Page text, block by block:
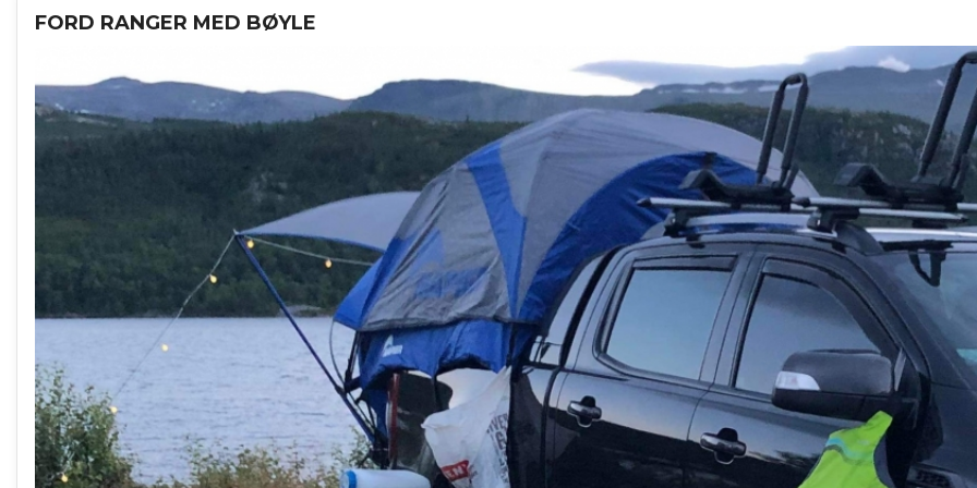
FORD RANGER MED BØYLE